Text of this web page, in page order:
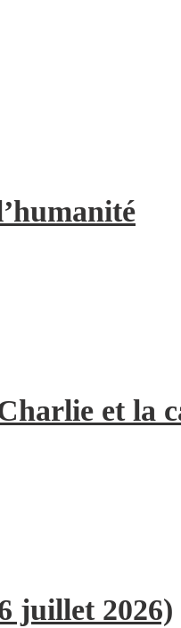
et la
juillet 2026)